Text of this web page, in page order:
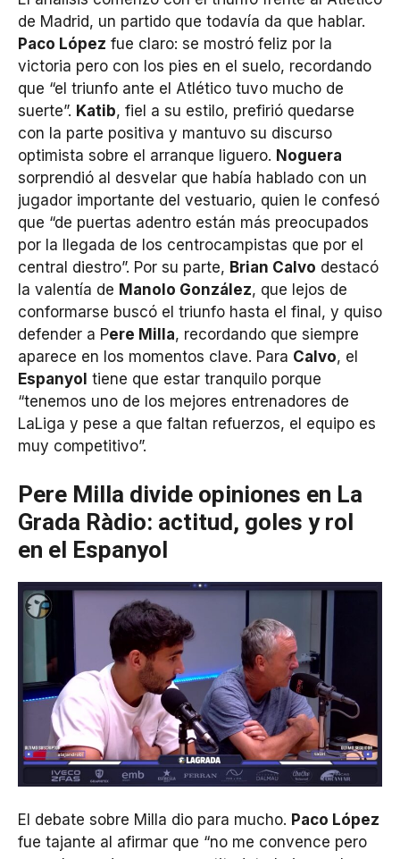
de Madrid, un partido que todavía da que hablar.
Paco López fue claro: se mostró feliz por la
victoria pero con los pies en el suelo, recordando
que “el triunfo ante el Atlético tuvo mucho de
suerte”. Katib, fiel a su estilo, prefirió quedarse
con la parte positiva y mantuvo su discurso
optimista sobre el arranque liguero. Noguera
sorprendió al desvelar que había hablado con un
jugador importante del vestuario, quien le confesó
que “de puertas adentro están más preocupados
por la llegada de los centrocampistas que por el
central diestro”. Por su parte, Brian Calvo destacó
la valentía de Manolo González, que lejos de
conformarse buscó el triunfo hasta el final, y quiso
defender a Pere Milla, recordando que siempre
aparece en los momentos clave. Para Calvo, el
Espanyol tiene que estar tranquilo porque
“tenemos uno de los mejores entrenadores de
LaLiga y pese a que faltan refuerzos, el equipo es
muy competitivo”.
Pere Milla divide opiniones en La
Grada Ràdio: actitud, goles y rol
en el Espanyol
El debate sobre Milla dio para mucho. Paco López
fue tajante al afirmar que “no me convence pero